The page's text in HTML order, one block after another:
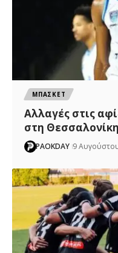
ΜΠΑΣΚΕΤ
Αλλαγές στις
στη Θεσσαλονίκη
PAOKDAY 9